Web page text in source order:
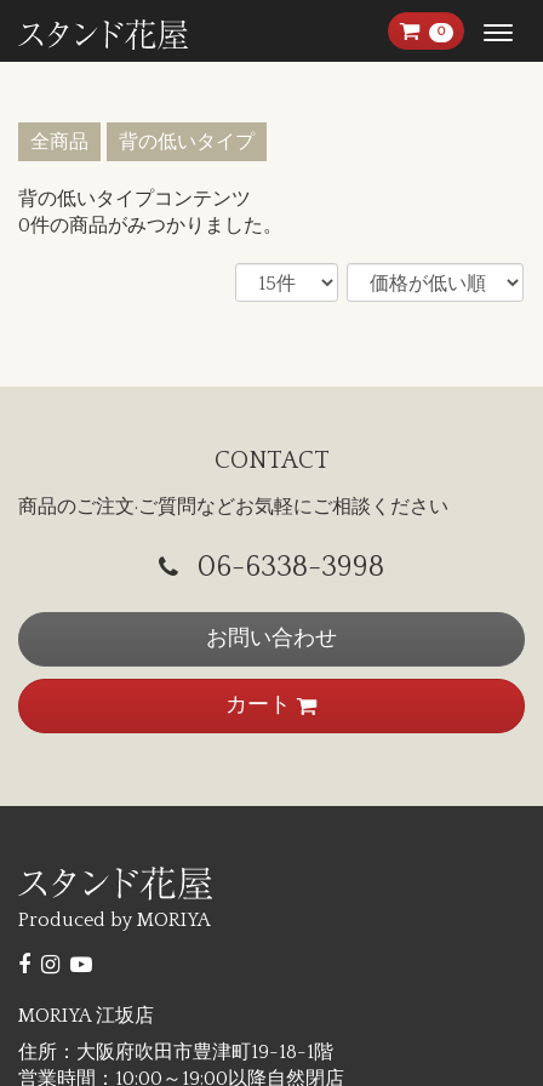
0 Menu
全商品 背の低いタイプ
背の低いタイプコンテンツ
0件の商品がみつかりました。
CONTACT
商品のご注文·ご質問などお気軽にご相談ください
06-6338-3998
お問い合わせ
カート
Produced by MORIYA
MORIYA 江坂店
住所：大阪府吹田市豊津町19-18-1階
営業時間：10:00～19:00以降自然閉店